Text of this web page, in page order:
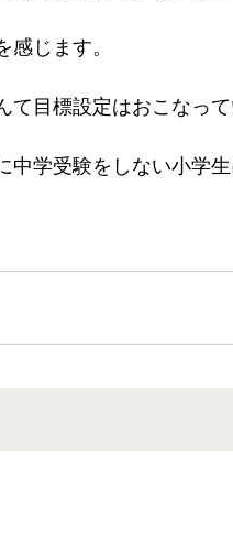
感じます。
目標設定はおこなって
中学受験をしない小学